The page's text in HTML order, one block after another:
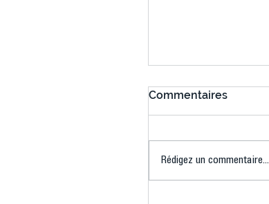
Commentaires
Rédigez un commentaire...